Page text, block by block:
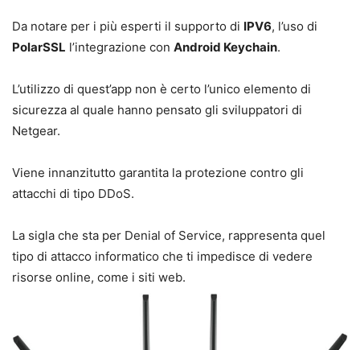
Da notare per i più esperti il supporto di IPV6, l’uso di
PolarSSL l’integrazione con Android Keychain.
L’utilizzo di quest’app non è certo l’unico elemento di
sicurezza al quale hanno pensato gli sviluppatori di
Netgear.
Viene innanzitutto garantita la protezione contro gli
attacchi di tipo DDoS.
La sigla che sta per Denial of Service, rappresenta quel
tipo di attacco informatico che ti impedisce di vedere
risorse online, come i siti web.